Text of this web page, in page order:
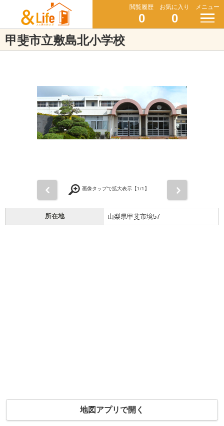
閲覧履歴
0
お気に入り
0
メニュー
甲斐市立敷島北小学校
画像タップで拡大表示【1/1】
所在地 山梨県甲斐市境57
地図アプリで開く